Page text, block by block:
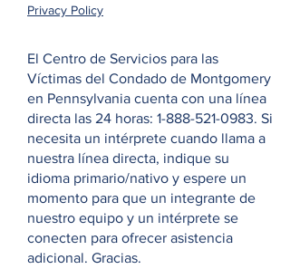
Privacy Policy
El Centro de Servicios para las
Víctimas del Condado de Montgomery
en Pennsylvania cuenta con una línea
directa las 24 horas: 1-888-521-0983. Si
necesita un intérprete cuando llama a
nuestra línea directa, indique su
idioma primario/nativo y espere un
momento para que un integrante de
nuestro equipo y un intérprete se
conecten para ofrecer asistencia
adicional. Gracias.